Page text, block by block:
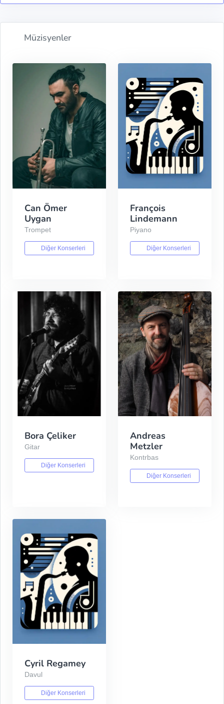
Müzisyenler
Can Ömer
Uygan
Trompet
Diğer Konserleri
François
Lindemann
Piyano
Diğer Konserleri
Bora Çeliker
Gitar
Diğer Konserleri
Andreas
Metzler
Kontrbas
Diğer Konserleri
Cyril Regamey
Davul
Diğer Konserleri